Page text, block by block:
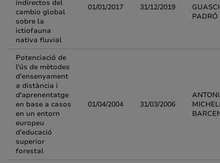
indirectos del
cambio global
sobre la
ictiofauna
nativa fluvial
01/01/2017 31/12/2019
PADRÓ
Potenciació de
l'ús de mètodes
d'ensenyament
a distància i
d'aprenentatge
en base a casos
en un entorn
europeu
d'educació
superior
forestal
01/04/2004 31/03/2006